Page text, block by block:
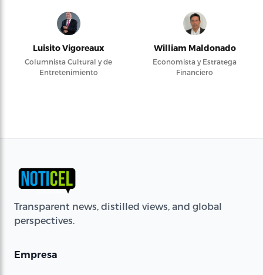
Luisito Vigoreaux
Columnista Cultural y de
Entretenimiento
William Maldonado
Economista y Estratega
Financiero
Transparent news, distilled views, and global
perspectives.
Empresa